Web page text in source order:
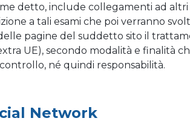
detto, include collegamenti ad altri
a tali esami che poi verranno
pagine del suddetto sito il
UE), secondo modalità e finalità
né quindi responsabilità.
Network